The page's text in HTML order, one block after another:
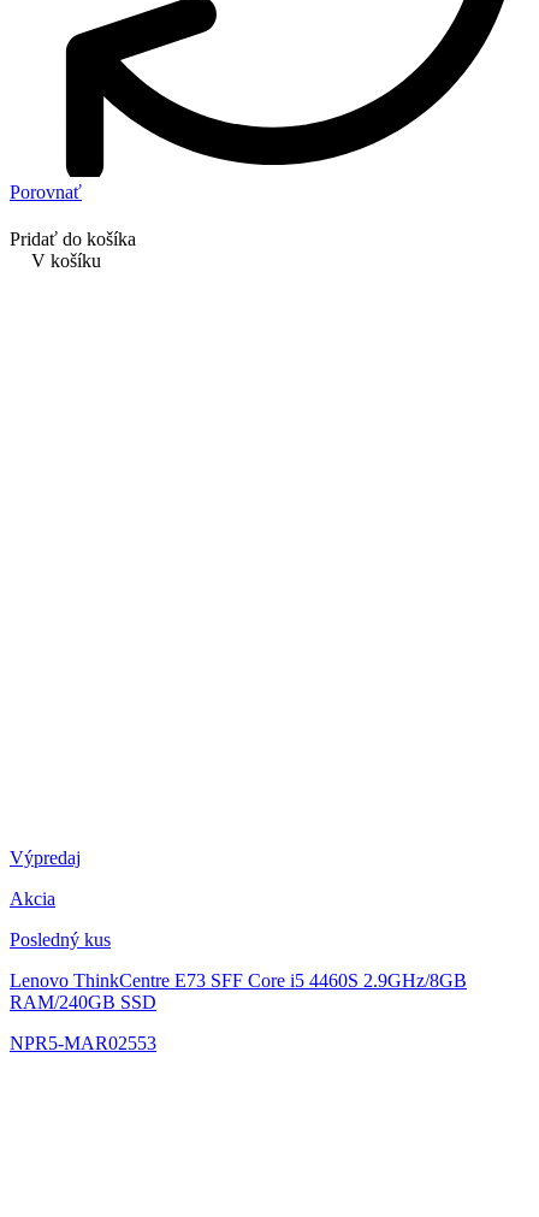
Porovnať
Pridať do košíka
V košíku
Výpredaj
Akcia
Posledný kus
Lenovo ThinkCentre E73 SFF Core i5 4460S 2.9GHz/8GB
RAM/240GB SSD
NPR5-MAR02553